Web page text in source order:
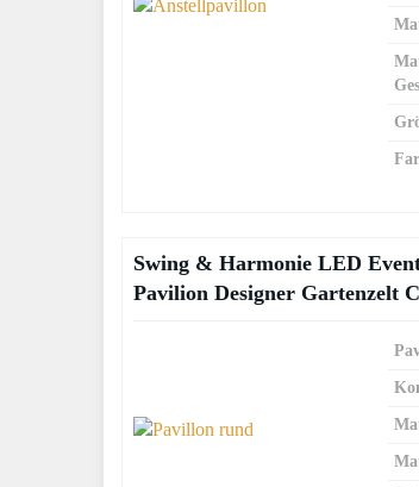
Swing & Harmonie LED
Pavilion Designer Gartenzelt